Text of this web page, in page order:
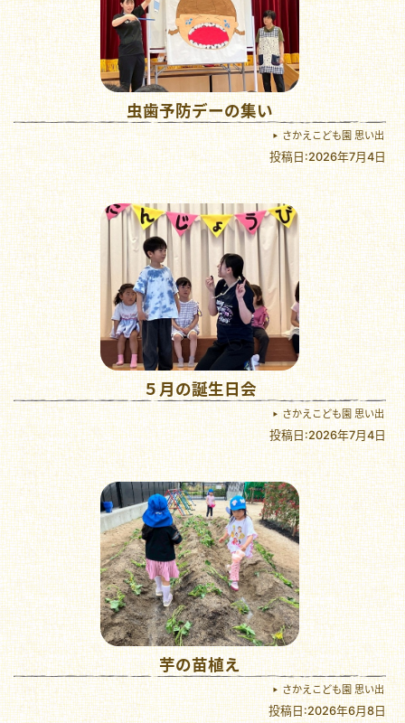
虫歯予防デーの集い
さかえこども園 思い出
投稿日:2026年7月4日
５月の誕生日会
さかえこども園 思い出
投稿日:2026年7月4日
芋の苗植え
さかえこども園 思い出
投稿日:2026年6月8日